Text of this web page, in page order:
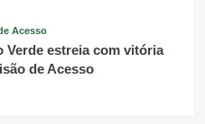
Acesso
Verde estreia com vitória
de Acesso